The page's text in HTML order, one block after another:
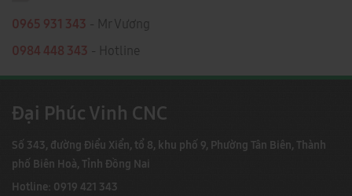
0965 931 343 - Mr Vương
0984 448 343 - Hotline
Đại Phúc Vinh CNC
Số 343, đường Điểu Xiển, tổ 8, khu phố 9, Phường Tân Biên, Thành
phố Biên Hoà, Tỉnh Đồng Nai
Hotline: 0919 421 343